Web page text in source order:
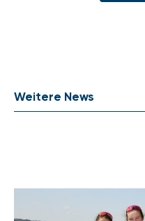
Weitere News